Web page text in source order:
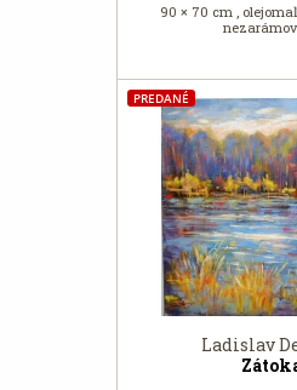
90 × 70 cm ,
Ladislav
PREDANÉ